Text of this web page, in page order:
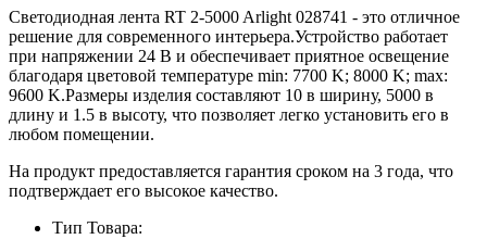
Светодиодная лента RT 2-5000 Arlight 028741 - это отличное
решение для современного интерьера.Устройство работает
при напряжении 24 В и обеспечивает приятное освещение
благодаря цветовой температуре min: 7700 K; 8000 K; max:
9600 K.Размеры изделия составляют 10 в ширину, 5000 в
длину и 1.5 в высоту, что позволяет легко установить его в
любом помещении.
На продукт предоставляется гарантия сроком на 3 года, что
подтверждает его высокое качество.
Тип Товара: